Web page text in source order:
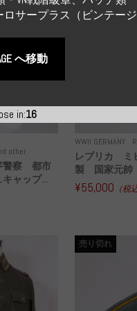
other
警察 都市
ャップ...
WWII GERMANY
レプリカ ミ
製 国家元帥
¥55,000 （税
売り切れ
in:15
サープラス（ビンテー
へ移動